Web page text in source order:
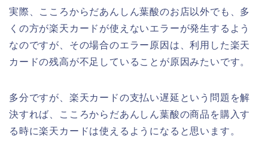
実際、こころからだあんしん葉酸のお店以外でも、多
くの方が楽天カードが使えないエラーが発生するよう
なのですが、その場合のエラー原因は、利用した楽天
カードの残高が不足していることが原因みたいです。
多分ですが、楽天カードの支払い遅延という問題を解
決すれば、こころからだあんしん葉酸の商品を購入す
る時に楽天カードは使えるようになると思います。